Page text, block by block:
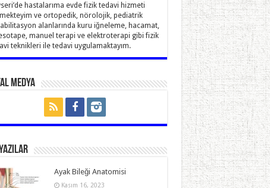
hastalarıma evde fizik tedavi hizmeti
ve ortopedik, nörolojik, pediatrik
alanlarında kuru iğneleme, hacamat,
manuel terapi ve elektroterapi gibi fizik
teknikleri ile tedavi uygulamaktayım.
Medya
Ayak Bileği Anatomisi
Kasım 16, 2023